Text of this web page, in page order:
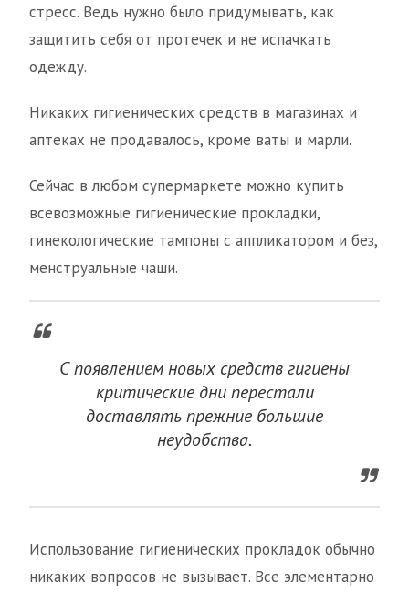
стресс. Ведь нужно было придумывать, как
защитить себя от протечек и не испачкать
одежду.
Никаких гигиенических средств в магазинах и
аптеках не продавалось, кроме ваты и марли.
Сейчас в любом супермаркете можно купить
всевозможные гигиенические прокладки,
гинекологические тампоны с аппликатором и без,
менструальные чаши.
С появлением новых средств гигиены
критические дни перестали
доставлять прежние большие
неудобства.
Использование гигиенических прокладок обычно
никаких вопросов не вызывает. Все элементарно